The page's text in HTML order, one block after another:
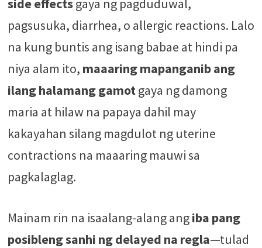
side effectsgaya ng pagduduwal,
pagsusuka, diarrhea, o allergic reactions. Lalo
na kung buntis ang isang babae at hindi pa
niya alam ito, maaaring mapanganib ang
ilang halamang gamotgaya ng damong
maria at hilaw na papaya dahil may
kakayahan silang magdulot ng uterine
contractions na maaaring mauwi sa
pagkalaglag.
Mainam rin na isaalang-alang angiba pang
posibleng sanhi ng delayed na regla—tulad